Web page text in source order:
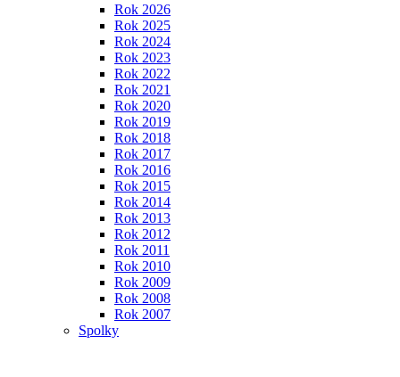
Rok 2026
Rok 2025
Rok 2024
Rok 2023
Rok 2022
Rok 2021
Rok 2020
Rok 2019
Rok 2018
Rok 2017
Rok 2016
Rok 2015
Rok 2014
Rok 2013
Rok 2012
Rok 2011
Rok 2010
Rok 2009
Rok 2008
Rok 2007
Spolky